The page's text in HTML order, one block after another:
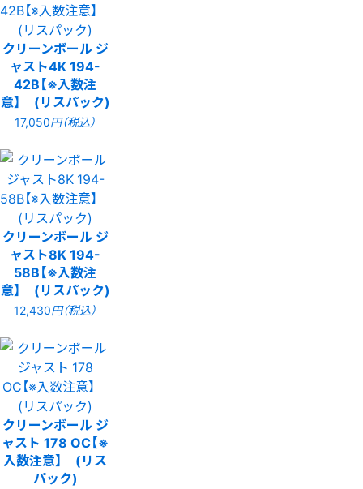
クリーンボール ジ
ャスト4K 194-
42B【※入数注
意】 (リスパック)
17,050円（税込）
クリーンボール ジ
ャスト8K 194-
58B【※入数注
意】 (リスパック)
12,430円（税込）
クリーンボール ジ
ャスト 178 OC【※
入数注意】 (リス
パック)